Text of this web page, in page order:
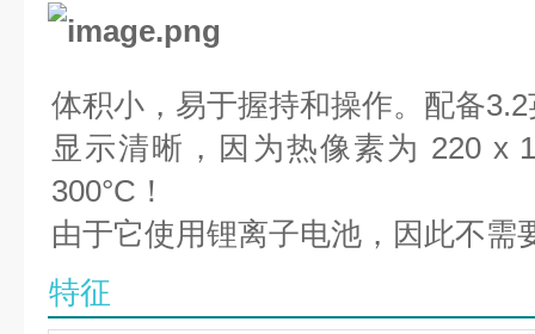
体积小，易于握持和操作。 配备
显示清晰，因为热像素为 220 x
300°C！
由于它使用锂离子电池，因此不需
特征